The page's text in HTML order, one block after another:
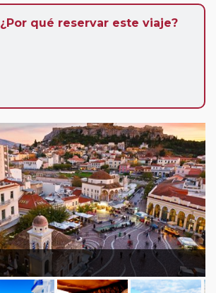
¿Por qué reservar este viaje?